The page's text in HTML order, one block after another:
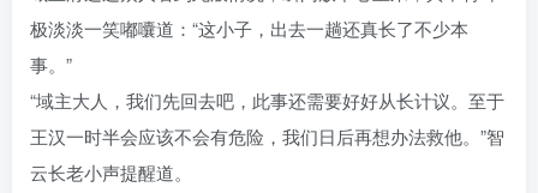
极淡淡一笑嘟囔道：“这小子，出去一趟还真长了不少本
事。”
“域主大人，我们先回去吧，此事还需要好好从长计议。至于
王汉一时半会应该不会有危险，我们日后再想办法救他。”智
云长老小声提醒道。